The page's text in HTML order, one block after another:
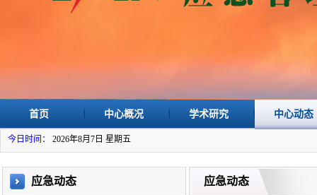
首页 中心概况 学术研究 中心动态
今日时间： 2026年8月7日 星期五
应急动态 应急动态